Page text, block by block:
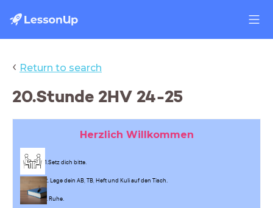
‹ Return to search
20.Stunde 2HV 24-25
Herzlich Willkommen
1.Setz dich bitte.
2. Lege dein AB, TB, Heft und Kuli auf den Tisch.
3. Ruhe.